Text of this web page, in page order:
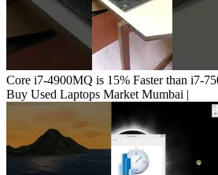
Core i7-4900MQ is 15% Faster than i7-
Buy Used Laptops Market Mumbai |